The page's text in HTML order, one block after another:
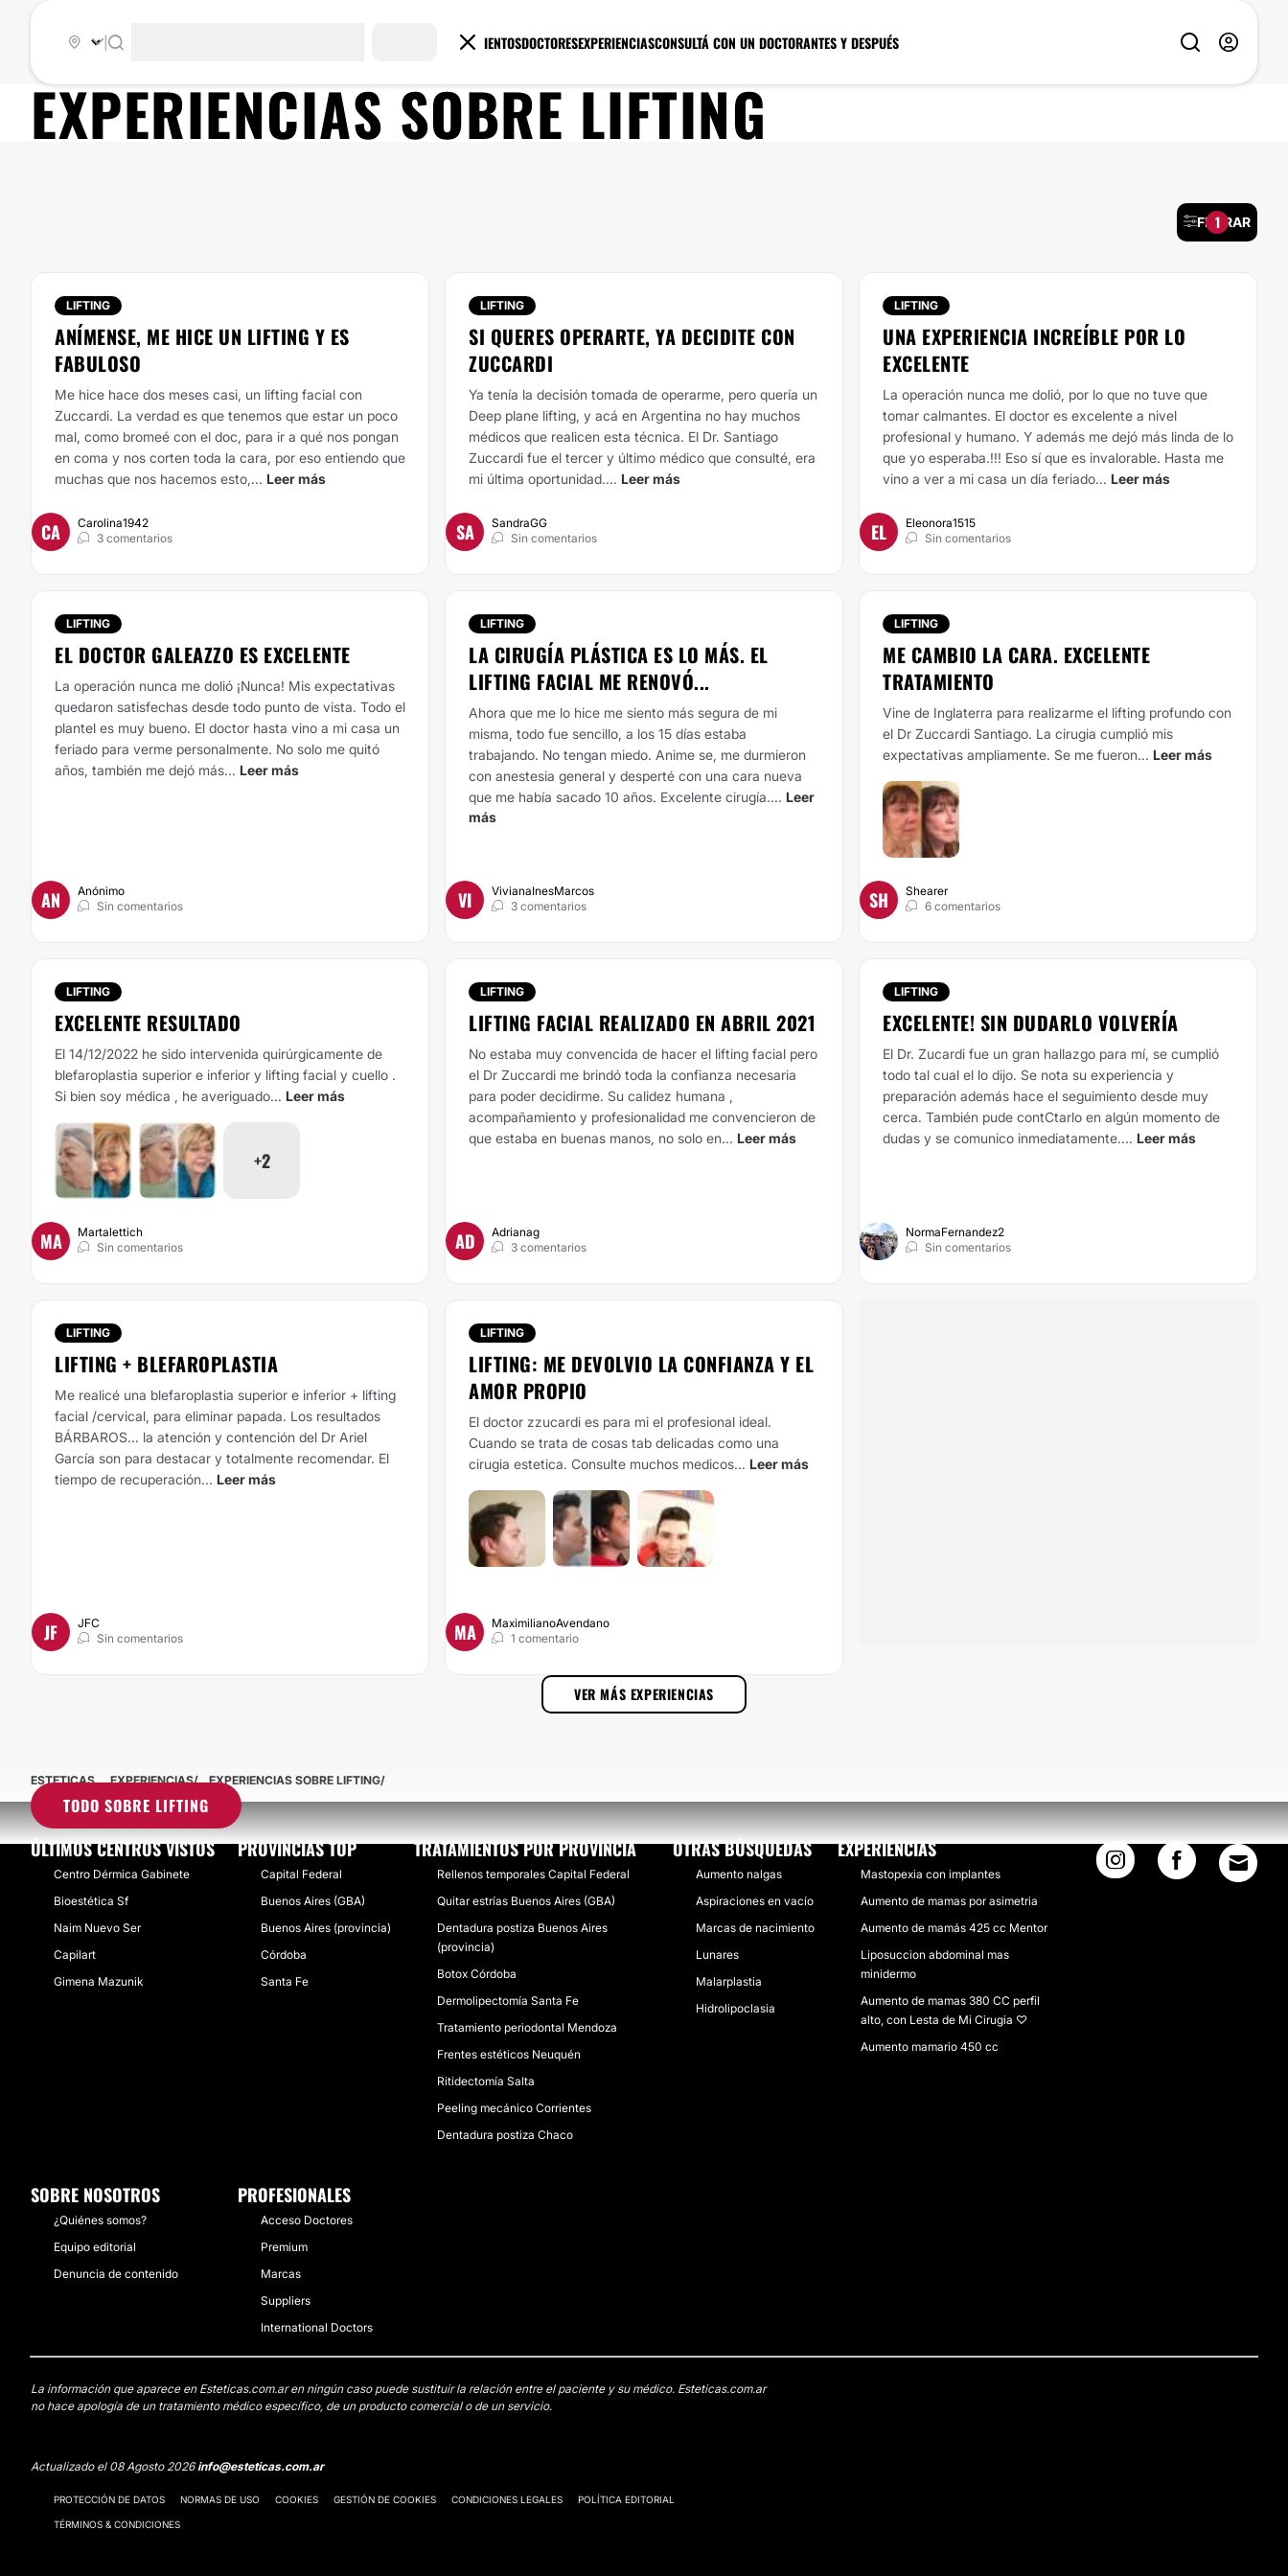
TRATAMIENTOSDOCTORESEXPERIENCIASCONSULTÁ CON UN DOCTORANTES Y DESPUÉS
EXPERIENCIAS SOBRELIFTING
FILTRAR
1
LIFTING
ANÍMENSE, ME HICE UN LIFTING Y ES
FABULOSO
Me hice hace dos meses casi, un lifting facial con
Zuccardi. La verdad es que tenemos que estar un poco
mal, como bromeé con el doc, para ir a qué nos pongan
en coma y nos corten toda la cara, por eso entiendo que
muchas que nos hacemos esto,... Leer más
CA
Carolina1942
3 comentarios
LIFTING
SI QUERES OPERARTE, YA DECIDITE CON
ZUCCARDI
Ya tenía la decisión tomada de operarme, pero quería un
Deep plane lifting, y acá en Argentina no hay muchos
médicos que realicen esta técnica. El Dr. Santiago
Zuccardi fue el tercer y último médico que consulté, era
mi última oportunidad.... Leer más
SA
SandraGG
Sin comentarios
LIFTING
UNA EXPERIENCIA INCREÍBLE POR LO
EXCELENTE
La operación nunca me dolió, por lo que no tuve que
tomar calmantes. El doctor es excelente a nivel
profesional y humano. Y además me dejó más linda de lo
que yo esperaba.!!! Eso sí que es invalorable. Hasta me
vino a ver a mi casa un día feriado... Leer más
EL
Eleonora1515
Sin comentarios
LIFTING
EL DOCTOR GALEAZZO ES EXCELENTE
La operación nunca me dolió ¡Nunca! Mis expectativas
quedaron satisfechas desde todo punto de vista. Todo el
plantel es muy bueno. El doctor hasta vino a mi casa un
feriado para verme personalmente. No solo me quitó
años, también me dejó más... Leer más
AN
Anónimo
Sin comentarios
LIFTING
LA CIRUGÍA PLÁSTICA ES LO MÁS. EL
LIFTING FACIAL ME RENOVÓ...
Ahora que me lo hice me siento más segura de mi
misma, todo fue sencillo, a los 15 días estaba
trabajando. No tengan miedo. Anime se, me durmieron
con anestesia general y desperté con una cara nueva
que me había sacado 10 años. Excelente cirugía.... Leer
más
VI
VivianaInesMarcos
3 comentarios
LIFTING
ME CAMBIO LA CARA. EXCELENTE
TRATAMIENTO
Vine de Inglaterra para realizarme el lifting profundo con
el Dr Zuccardi Santiago. La cirugia cumplió mis
expectativas ampliamente. Se me fueron... Leer más
SH
Shearer
6 comentarios
LIFTING
EXCELENTE RESULTADO
El 14/12/2022 he sido intervenida quirúrgicamente de
blefaroplastia superior e inferior y lifting facial y cuello .
Si bien soy médica , he averiguado... Leer más
+2
MA
Martalettich
Sin comentarios
LIFTING
LIFTING FACIAL REALIZADO EN ABRIL 2021
No estaba muy convencida de hacer el lifting facial pero
el Dr Zuccardi me brindó toda la confianza necesaria
para poder decidirme. Su calidez humana ,
acompañamiento y profesionalidad me convencieron de
que estaba en buenas manos, no solo en... Leer más
AD
Adrianag
3 comentarios
LIFTING
EXCELENTE! SIN DUDARLO VOLVERÍA
El Dr. Zucardi fue un gran hallazgo para mí, se cumplió
todo tal cual el lo dijo. Se nota su experiencia y
preparación además hace el seguimiento desde muy
cerca. También pude contCtarlo en algún momento de
dudas y se comunico inmediatamente.... Leer más
NormaFernandez2
Sin comentarios
LIFTING
LIFTING + BLEFAROPLASTIA
Me realicé una blefaroplastia superior e inferior + lifting
facial /cervical, para eliminar papada. Los resultados
BÁRBAROS... la atención y contención del Dr Ariel
García son para destacar y totalmente recomendar. El
tiempo de recuperación... Leer más
JF
JFC
Sin comentarios
LIFTING
LIFTING: ME DEVOLVIO LA CONFIANZA Y EL
AMOR PROPIO
El doctor zzucardi es para mi el profesional ideal.
Cuando se trata de cosas tab delicadas como una
cirugia estetica. Consulte muchos medicos... Leer más
MA
MaximilianoAvendano
1 comentario
VER MÁS EXPERIENCIAS
TODO SOBRE LIFTING
ESTETICAS EXPERIENCIAS EXPERIENCIAS SOBRE LIFTING
ÚLTIMOS CENTROS VISTOS
Centro Dérmica Gabinete
Bioestética Sf
Naim Nuevo Ser
Capilart
Gimena Mazunik
PROVINCIAS TOP
Capital Federal
Buenos Aires (GBA)
Buenos Aires (provincia)
Córdoba
Santa Fe
TRATAMIENTOS POR PROVINCIA
Rellenos temporales Capital Federal
Quitar estrías Buenos Aires (GBA)
Dentadura postiza Buenos Aires
(provincia)
Botox Córdoba
Dermolipectomía Santa Fe
Tratamiento periodontal Mendoza
Frentes estéticos Neuquén
Ritidectomía Salta
Peeling mecánico Corrientes
Dentadura postiza Chaco
OTRAS BÚSQUEDAS
Aumento nalgas
Aspiraciones en vacío
Marcas de nacimiento
Lunares
Malarplastia
Hidrolipoclasia
EXPERIENCIAS
Mastopexia con implantes
Aumento de mamas por asimetria
Aumento de mamás 425 cc Mentor
Liposuccion abdominal mas
minidermo
Aumento de mamas 380 CC perfil
alto, con Lesta de Mi Cirugia ♡
Aumento mamario 450 cc
SOBRE NOSOTROS
¿Quiénes somos?
Equipo editorial
Denuncia de contenido
PROFESIONALES
Acceso Doctores
Premium
Marcas
Suppliers
International Doctors
La información que aparece en Esteticas.com.ar en ningún caso puede sustituir la relación entre el paciente y su médico. Esteticas.com.ar
no hace apología de un tratamiento médico específico, de un producto comercial o de un servicio.
Actualizado el 08 Agosto 2026info@esteticas.com.ar
PROTECCIÓN DE DATOS NORMAS DE USO COOKIES GESTIÓN DE COOKIES CONDICIONES LEGALES POLÍTICA EDITORIAL
TÉRMINOS & CONDICIONES